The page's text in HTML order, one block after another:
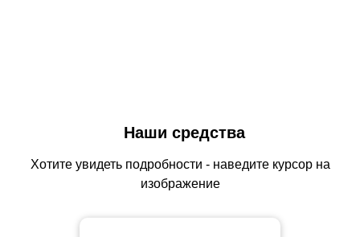
Наши средства
Хотите увидеть подробности - наведите курсор на
изображение